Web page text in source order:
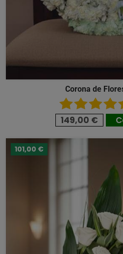
Corona de
149,00 €
101,00 €